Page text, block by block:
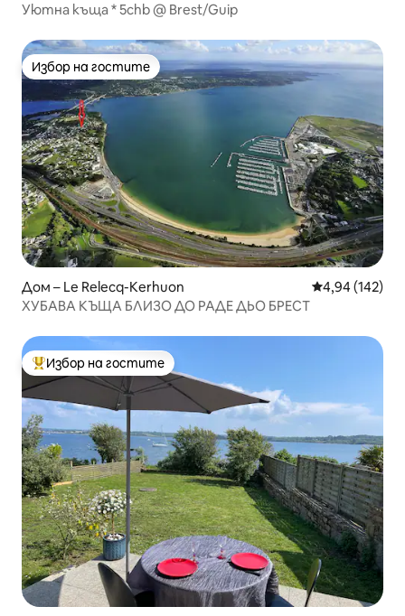
Уютна къща * 5chb @ Brest/Guip
Избор на гостите
Избор на гостите
Дом – Le Relecq-Kerhuon Средна
4,94 (142)
ХУБАВА КЪЩА БЛИЗО ДО РАДЕ ДЬО БРЕСТ
Най-популярен избор на гостите
Избор на гостите